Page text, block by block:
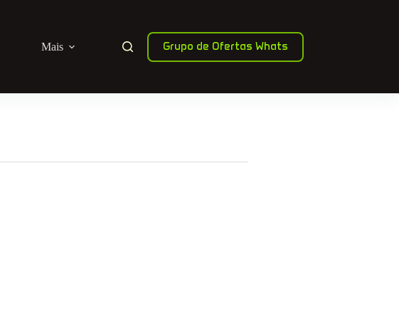
Mais Grupo de Ofertas Whats